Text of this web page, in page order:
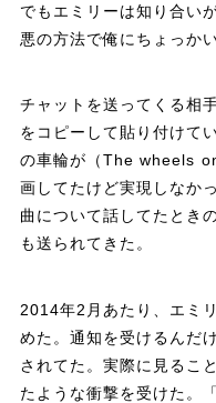
でもエミリーは知り合い
悪の方法で俺にちょっか
チャットを送ってくる相
をコピーして貼り付けて
の車輪が（The wheels
画してたけど実現しなか
曲について話してたとき
も送られてきた。
2014年2月あたり、エミ
めた。通知を受けるんだ
されてた。実際に見るこ
たような衝撃を受けた。